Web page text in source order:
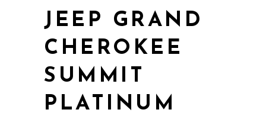
JEEP GRAND
CHEROKEE
SUMMIT
PLATINUM